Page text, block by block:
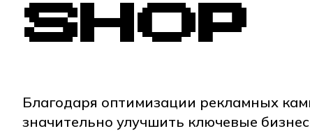
SHOP
Благодаря оптимизации рекламных
значительно улучшить ключевые